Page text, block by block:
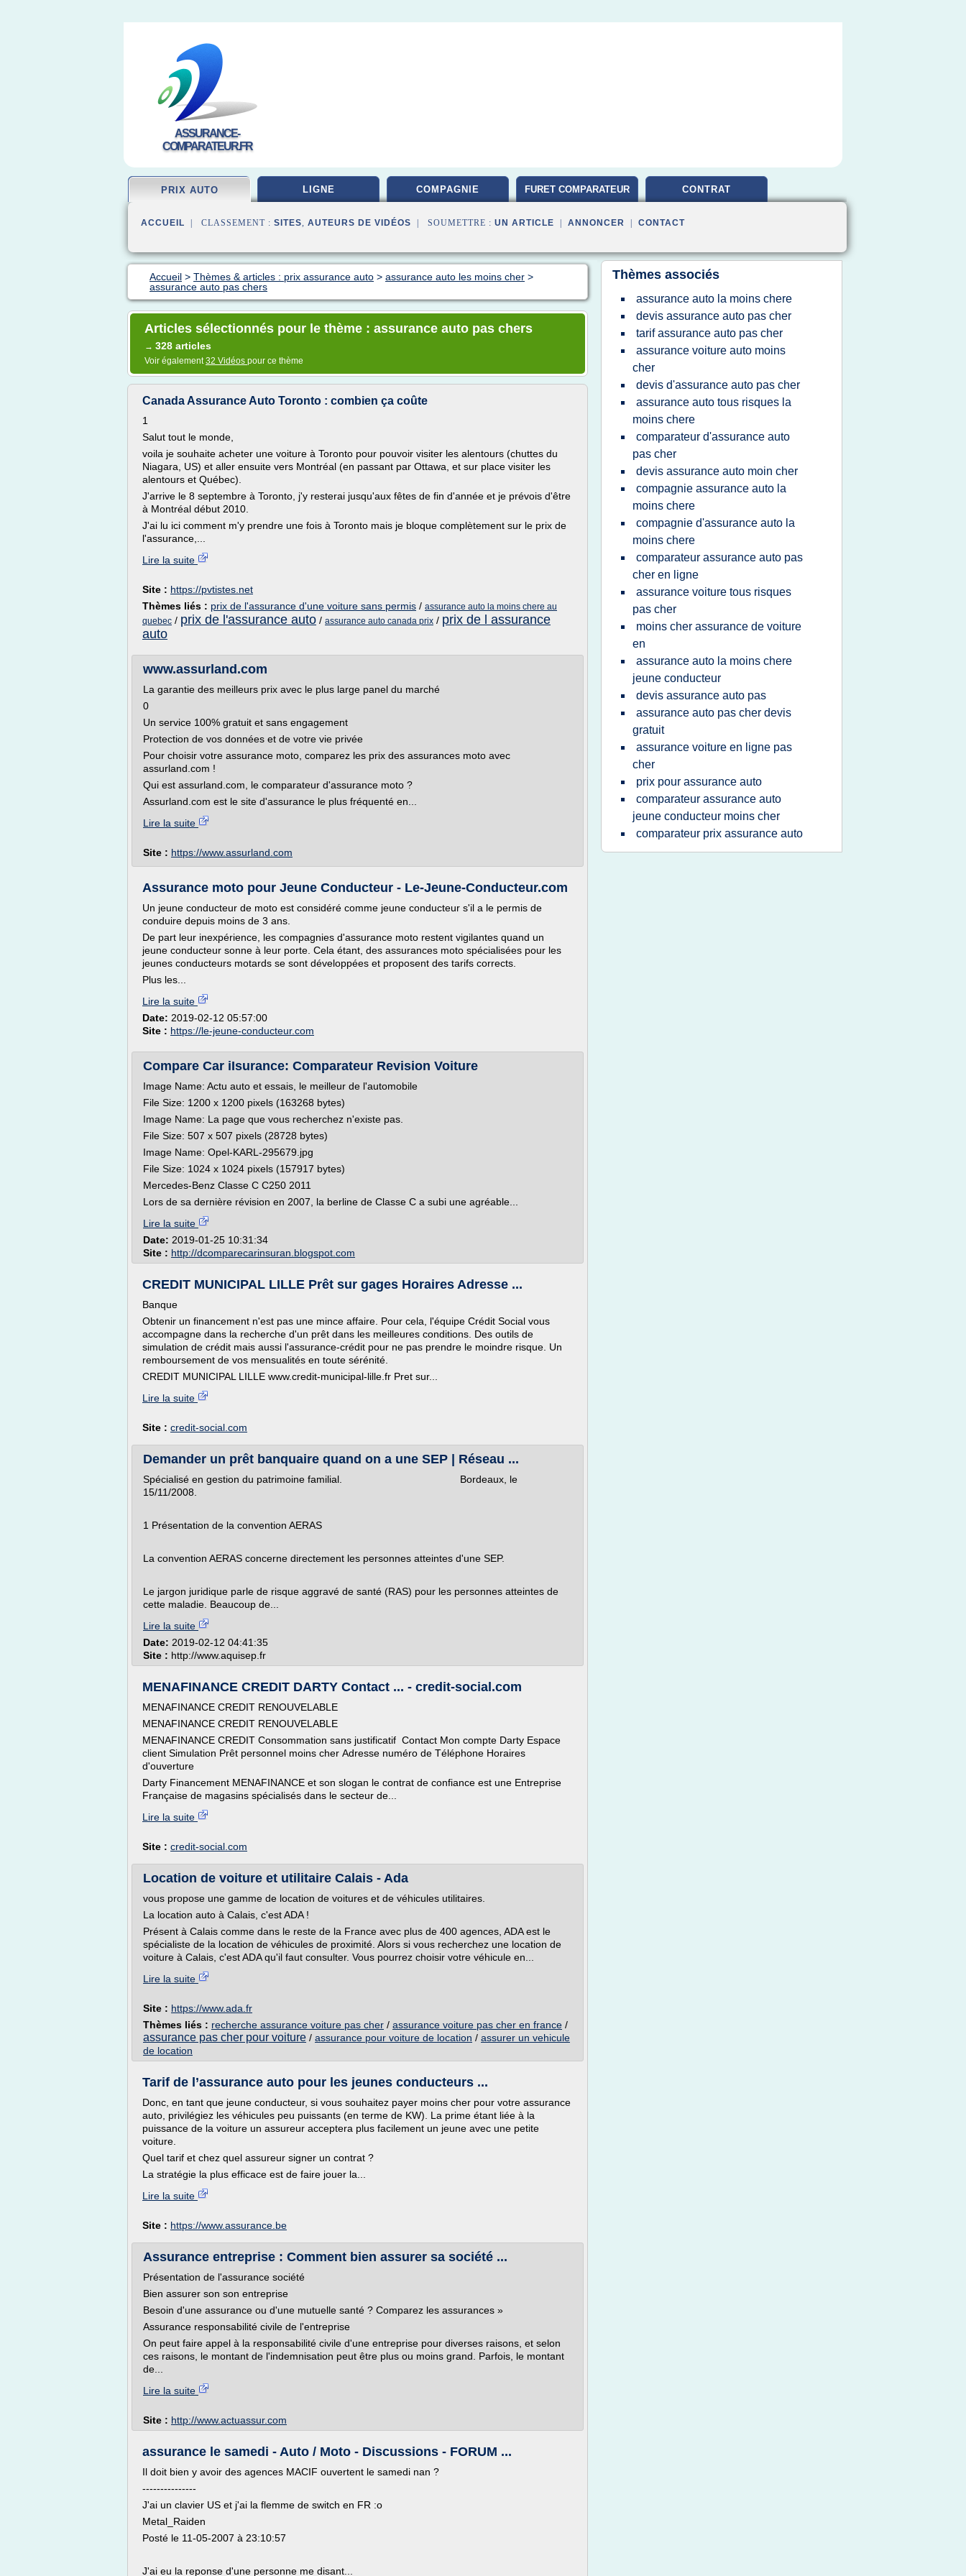
ASSURANCE-
COMPARATEUR.FR
PRIX AUTO LIGNE COMPAGNIE FURET COMPARATEUR CONTRAT
ACCUEIL | CLASSEMENT : SITES, AUTEURS DE VIDÉOS | SOUMETTRE : UN ARTICLE ANNONCER CONTACT
Accueil > Thèmes & articles : prix assurance auto > assurance auto les moins cher >
assurance auto pas chers
Articles sélectionnés pour le thème : assurance auto pas chers
→ 328 articles
Voir également32 Vidéos pour ce thème
Canada Assurance Auto Toronto : combien ça coûte
1
Salut tout le monde,
voila je souhaite acheter une voiture à Toronto pour pouvoir visiter les alentours (chuttes du
Niagara, US) et aller ensuite vers Montréal (en passant par Ottawa, et sur place visiter les
alentours et Québec).
J'arrive le 8 septembre à Toronto, j'y resterai jusqu'aux fêtes de fin d'année et je prévois d'être
à Montréal début 2010.
J'ai lu ici comment m'y prendre une fois à Toronto mais je bloque complètement sur le prix de
l'assurance,...
Lire la suite
Site : https://pvtistes.net
Thèmes liés : prix de l'assurance d'une voiture sans permis / assurance auto la moins chere au
quebec / prix de l'assurance auto / assurance auto canada prix / prix de l assurance
auto
www.assurland.com
La garantie des meilleurs prix avec le plus large panel du marché
0
Un service 100% gratuit et sans engagement
Protection de vos données et de votre vie privée
Pour choisir votre assurance moto, comparez les prix des assurances moto avec
assurland.com !
Qui est assurland.com, le comparateur d'assurance moto ?
Assurland.com est le site d'assurance le plus fréquenté en...
Lire la suite
Site : https://www.assurland.com
Assurance moto pour Jeune Conducteur - Le-Jeune-Conducteur.com
Un jeune conducteur de moto est considéré comme jeune conducteur s'il a le permis de
conduire depuis moins de 3 ans.
De part leur inexpérience, les compagnies d'assurance moto restent vigilantes quand un
jeune conducteur sonne à leur porte. Cela étant, des assurances moto spécialisées pour les
jeunes conducteurs motards se sont développées et proposent des tarifs corrects.
Plus les...
Lire la suite
Date: 2019-02-12 05:57:00
Site : https://le-jeune-conducteur.com
Compare Car iIsurance: Comparateur Revision Voiture
Image Name: Actu auto et essais, le meilleur de l'automobile
File Size: 1200 x 1200 pixels (163268 bytes)
Image Name: La page que vous recherchez n'existe pas.
File Size: 507 x 507 pixels (28728 bytes)
Image Name: Opel-KARL-295679.jpg
File Size: 1024 x 1024 pixels (157917 bytes)
Mercedes-Benz Classe C C250 2011
Lors de sa dernière révision en 2007, la berline de Classe C a subi une agréable...
Lire la suite
Date: 2019-01-25 10:31:34
Site : http://dcomparecarinsuran.blogspot.com
CREDIT MUNICIPAL LILLE Prêt sur gages Horaires Adresse ...
Banque
Obtenir un financement n'est pas une mince affaire. Pour cela, l'équipe Crédit Social vous
accompagne dans la recherche d'un prêt dans les meilleures conditions. Des outils de
simulation de crédit mais aussi l'assurance-crédit pour ne pas prendre le moindre risque. Un
remboursement de vos mensualités en toute sérénité.
CREDIT MUNICIPAL LILLE www.credit-municipal-lille.fr Pret sur...
Lire la suite
Site : credit-social.com
Demander un prêt banquaire quand on a une SEP | Réseau ...
Spécialisé en gestion du patrimoine familial. Bordeaux, le
15/11/2008.
1 Présentation de la convention AERAS
La convention AERAS concerne directement les personnes atteintes d'une SEP.
Le jargon juridique parle de risque aggravé de santé (RAS) pour les personnes atteintes de
cette maladie. Beaucoup de...
Lire la suite
Date: 2019-02-12 04:41:35
Site : http://www.aquisep.fr
MENAFINANCE CREDIT DARTY Contact ... - credit-social.com
MENAFINANCE CREDIT RENOUVELABLE
MENAFINANCE CREDIT RENOUVELABLE
MENAFINANCE CREDIT Consommation sans justificatif Contact Mon compte Darty Espace
client Simulation Prêt personnel moins cher Adresse numéro de Téléphone Horaires
d'ouverture
Darty Financement MENAFINANCE et son slogan le contrat de confiance est une Entreprise
Française de magasins spécialisés dans le secteur de...
Lire la suite
Site : credit-social.com
Location de voiture et utilitaire Calais - Ada
vous propose une gamme de location de voitures et de véhicules utilitaires.
La location auto à Calais, c'est ADA !
Présent à Calais comme dans le reste de la France avec plus de 400 agences, ADA est le
spécialiste de la location de véhicules de proximité. Alors si vous recherchez une location de
voiture à Calais, c'est ADA qu'il faut consulter. Vous pourrez choisir votre véhicule en...
Lire la suite
Site : https://www.ada.fr
Thèmes liés : recherche assurance voiture pas cher / assurance voiture pas cher en france /
assurance pas cher pour voiture / assurance pour voiture de location / assurer un vehicule
de location
Tarif de l’assurance auto pour les jeunes conducteurs ...
Donc, en tant que jeune conducteur, si vous souhaitez payer moins cher pour votre assurance
auto, privilégiez les véhicules peu puissants (en terme de KW). La prime étant liée à la
puissance de la voiture un assureur acceptera plus facilement un jeune avec une petite
voiture.
Quel tarif et chez quel assureur signer un contrat ?
La stratégie la plus efficace est de faire jouer la...
Lire la suite
Site : https://www.assurance.be
Assurance entreprise : Comment bien assurer sa société ...
Présentation de l'assurance société
Bien assurer son son entreprise
Besoin d'une assurance ou d'une mutuelle santé ? Comparez les assurances »
Assurance responsabilité civile de l'entreprise
On peut faire appel à la responsabilité civile d'une entreprise pour diverses raisons, et selon
ces raisons, le montant de l'indemnisation peut être plus ou moins grand. Parfois, le montant
de...
Lire la suite
Site : http://www.actuassur.com
assurance le samedi - Auto / Moto - Discussions - FORUM ...
Il doit bien y avoir des agences MACIF ouvertent le samedi nan ?
---------------
J'ai un clavier US et j'ai la flemme de switch en FR :o
Metal_Raiden
Posté le 11-05-2007 à 23:10:57
J'ai eu la reponse d'une personne me disant...
Thèmes associés
assurance auto la moins chere
devis assurance auto pas cher
tarif assurance auto pas cher
assurance voiture auto moins
cher
devis d'assurance auto pas cher
assurance auto tous risques la
moins chere
comparateur d'assurance auto
pas cher
devis assurance auto moin cher
compagnie assurance auto la
moins chere
compagnie d'assurance auto la
moins chere
comparateur assurance auto pas
cher en ligne
assurance voiture tous risques
pas cher
moins cher assurance de voiture
en
assurance auto la moins chere
jeune conducteur
devis assurance auto pas
assurance auto pas cher devis
gratuit
assurance voiture en ligne pas
cher
prix pour assurance auto
comparateur assurance auto
jeune conducteur moins cher
comparateur prix assurance auto